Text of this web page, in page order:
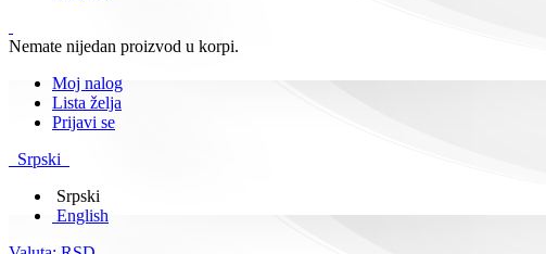
Nemate nijedan proizvod u korpi.
Moj nalog
Lista želja
Prijavi se
Srpski
Srpski
English